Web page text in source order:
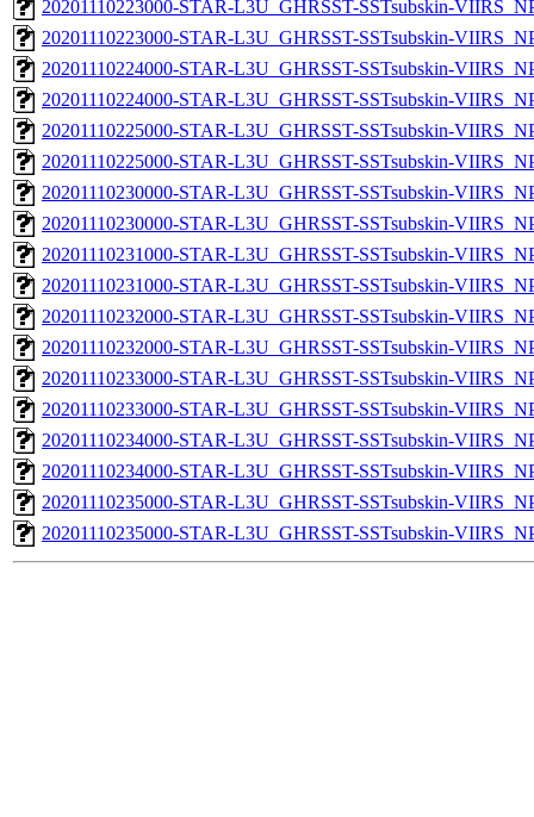
20201110223000-STAR-L3U_GHRSST-SSTsubskin-
20201110223000-STAR-L3U_GHRSST-SSTsubskin-
20201110224000-STAR-L3U_GHRSST-SSTsubskin-
20201110224000-STAR-L3U_GHRSST-SSTsubskin-
20201110225000-STAR-L3U_GHRSST-SSTsubskin-
20201110225000-STAR-L3U_GHRSST-SSTsubskin-
20201110230000-STAR-L3U_GHRSST-SSTsubskin-
20201110230000-STAR-L3U_GHRSST-SSTsubskin-
20201110231000-STAR-L3U_GHRSST-SSTsubskin-
20201110231000-STAR-L3U_GHRSST-SSTsubskin-
20201110232000-STAR-L3U_GHRSST-SSTsubskin-
20201110232000-STAR-L3U_GHRSST-SSTsubskin-
20201110233000-STAR-L3U_GHRSST-SSTsubskin-
20201110233000-STAR-L3U_GHRSST-SSTsubskin-
20201110234000-STAR-L3U_GHRSST-SSTsubskin-
20201110234000-STAR-L3U_GHRSST-SSTsubskin-
20201110235000-STAR-L3U_GHRSST-SSTsubskin-
20201110235000-STAR-L3U_GHRSST-SSTsubskin-